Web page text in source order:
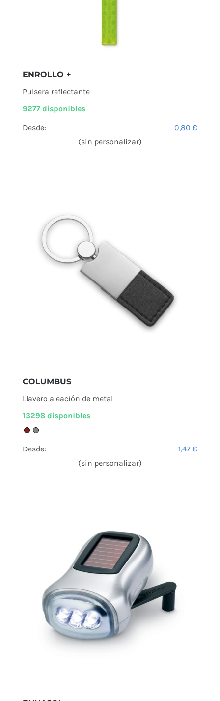
ENROLLO +
Pulsera reflectante
9277 disponibles
Desde: 0,80€
(sin personalizar)
COLUMBUS
Llavero aleación de metal
13298 disponibles
Desde: 1,47€
(sin personalizar)